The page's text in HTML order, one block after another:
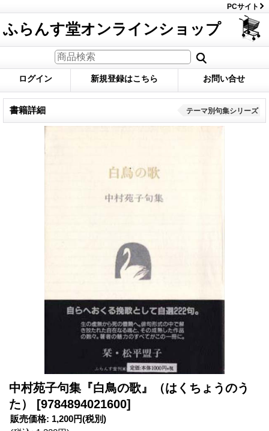
PCサイト
ふらんす堂オンラインショップ
ログイン 新規登録はこちら お問い合せ
書籍詳細 テーマ別句集シリーズ
中村苑子句集『白鳥の歌』（はくちょうのう
た）
[9784894021600]
販売価格: 1,200円(税別)